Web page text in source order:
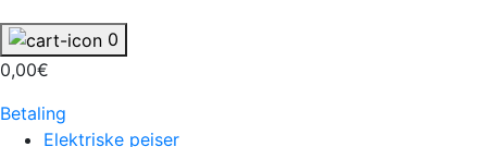
0
0,00€
Betaling
Elektriske peiser